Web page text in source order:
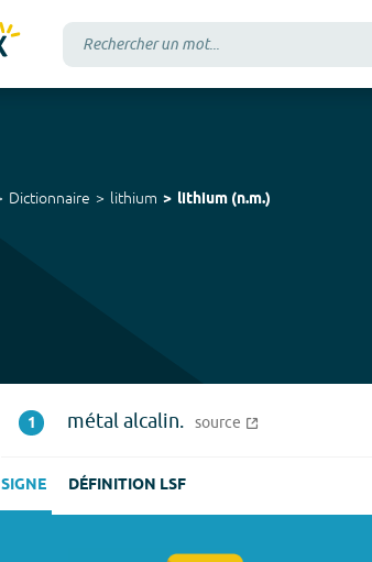
Dictionnaire lithium lithium (n.m.)
1 métal alcalin. source
SIGNE DÉFINITION LSF